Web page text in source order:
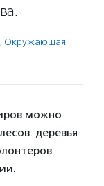
, Окружающая
можно
деревья